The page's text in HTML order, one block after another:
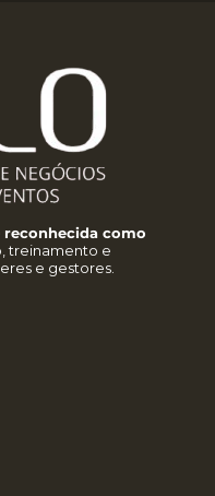
reconhecida como
treinamento e
e gestores.